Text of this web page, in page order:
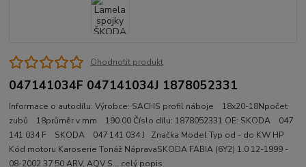
Ohodnotit produkt
047141034F 047141034J 1878052331
Informace o autodílu: Výrobce: SACHS profil náboje 18x20-18Npočet
zubů 18průměr v mm 190.00 Číslo dílu: 1878052331 OE: SKODA 047
141 034 F SKODA 047 141 034 J Značka Model Typ od - do KW HP
Kód motoru Karoserie Tonáž NápravaSKODA FABIA (6Y2) 1.0 12-1999 -
08-2002 37 50 ARV, AQV S... celý popis